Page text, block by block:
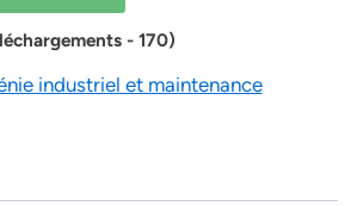
- 170)
industriel et maintenance